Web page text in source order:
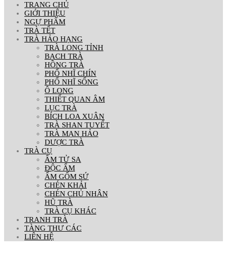
TRANG CHỦ
GIỚI THIỆU
NGỰ PHẨM
TRÀ TẾT
TRÀ HẢO HẠNG
TRÀ LONG TỈNH
BẠCH TRÀ
HỒNG TRÀ
PHỔ NHĨ CHÍN
PHỔ NHĨ SỐNG
Ô LONG
THIẾT QUAN ÂM
LỤC TRÀ
BÍCH LOA XUÂN
TRÀ SHAN TUYẾT
TRÀ MẠN HẢO
DƯỢC TRÀ
TRÀ CỤ
ẤM TỬ SA
ĐỘC ẨM
ẤM GỐM SỨ
CHÉN KHẢI
CHÉN CHỦ NHÂN
HŨ TRÀ
TRÀ CỤ KHÁC
TRANH TRÀ
TÀNG THƯ CÁC
LIÊN HỆ